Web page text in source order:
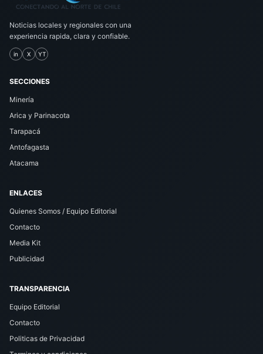
Noticias locales y regionales con una
experiencia rapida, clara y confiable.
in X YT
SECCIONES
Minería
Arica y Parinacota
Tarapacá
Antofagasta
Atacama
ENLACES
Quienes Somos / Equipo Editorial
Contacto
Media Kit
Publicidad
TRANSPARENCIA
Equipo Editorial
Contacto
Politicas de Privacidad